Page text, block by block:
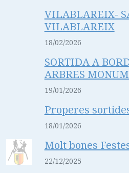
VILABLAREIX-
VILABLAREIX
18/02/2026
SORTIDA A
ARBRES
19/01/2026
Properes
18/01/2026
Molt bones
22/12/2025